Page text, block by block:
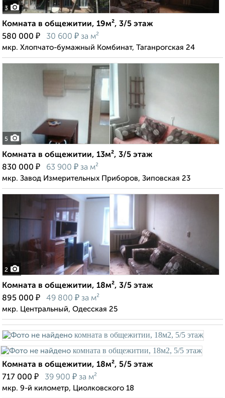
3
Комната в общежитии, 19м², 3/5 этаж
580 000 ₽ 30 600 ₽ за м²
мкр. Хлопчато-бумажный Комбинат, Таганрогская 24
5
Комната в общежитии, 13м², 3/5 этаж
830 000 ₽ 63 900 ₽ за м²
мкр. Завод Измерительных Приборов, Зиповская 23
2
Комната в общежитии, 18м², 3/5 этаж
895 000 ₽ 49 800 ₽ за м²
мкр. Центральный, Одесская 25
Комната в общежитии, 18м², 5/5 этаж
717 000 ₽ 39 900 ₽ за м²
мкр. 9-й километр, Циолковского 18